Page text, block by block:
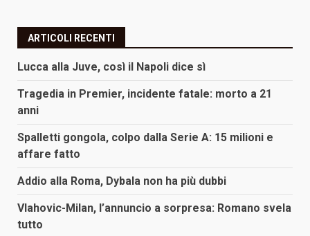
ARTICOLI RECENTI
Lucca alla Juve, così il Napoli dice sì
Tragedia in Premier, incidente fatale: morto a 21
anni
Spalletti gongola, colpo dalla Serie A: 15 milioni e
affare fatto
Addio alla Roma, Dybala non ha più dubbi
Vlahovic-Milan, l’annuncio a sorpresa: Romano svela
tutto